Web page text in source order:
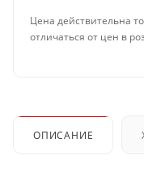
Цена действительна
отличаться от цен в
ОПИСАНИЕ